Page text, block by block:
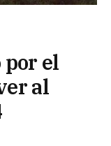
por el
al